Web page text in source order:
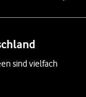
sind vielfach